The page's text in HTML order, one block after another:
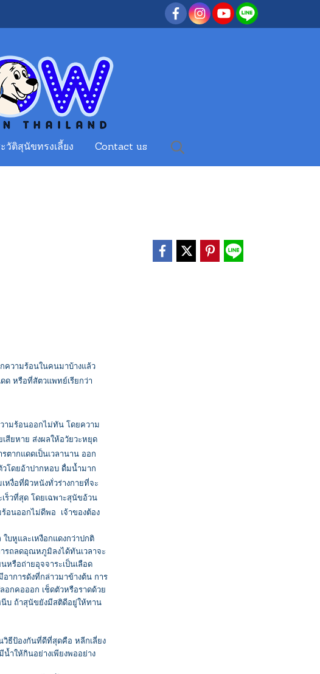
วัติสุนัขทรงเลี้ยง Contact us
ความร้อนในคนมาบ้างแล้ว
ด หรือที่สัตวแพทย์เรียกว่า
ามร้อนออกไม่ทัน โดยความ
เสียหาย ส่งผลให้อวัยวะหยุด
ตากแดดเป็นเวลานาน ออก
โดยอ้าปากหอบ ดื่มน้ำมาก
หงื่อที่ผิวหนังทั่วร่างกายที่จะ
ร็วที่สุด โดยเฉพาะสุนัขอ้วน
ร้อนออกไม่ดีพอ เจ้าของต้อง
บหูและเหงือกแดงกว่าปกติ
รถลดอุณหภูมิลงได้ทันเวลาจะ
หรือถ่ายอุจจาระเป็นเลือด
าการดังที่กล่าวมาข้างต้น การ
อกคอออก เช็ดตัวหรือราดด้วย
นีบ ถ้าสุนัขยังมีสติดีอยู่ให้ทาน
วิธีป้องกันที่ดีที่สุดคือ หลีกเลี่ยง
ำให้กินอย่างเพียงพออย่าง